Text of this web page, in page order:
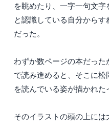
を眺めたり、一字一句文
と認識している自分から
だった。
わずか数ページの本だっ
で読み進めると、そこに
を読んでいる姿が描かれた
そのイラストの頭の上には